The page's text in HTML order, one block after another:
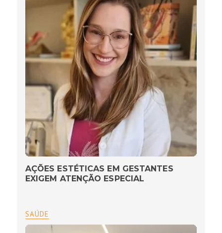
AÇÕES ESTÉTICAS EM GESTANTES
EXIGEM ATENÇÃO ESPECIAL
SAÚDE